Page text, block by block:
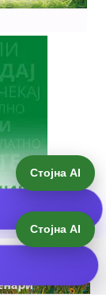
Стојна AI